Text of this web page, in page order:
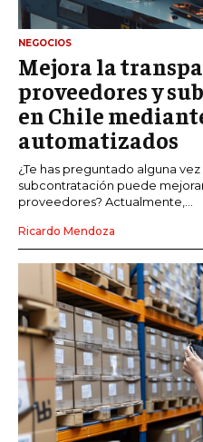
NEGOCIOS
Mejora la
proveedores y
en Chile
automatizados
¿Te has preguntado alguna
subcontratación puede
proveedores? Actualmente,...
Ricardo Mendoza